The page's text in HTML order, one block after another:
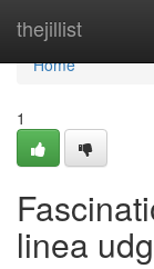
thejillist
Home
Home
1
linea udg